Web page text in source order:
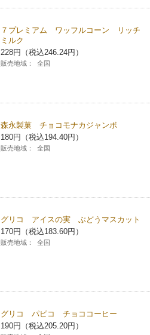
７プレミアム ワッフルコーン リッチ
ミルク
228円（税込246.24円）
販売地域： 全国
森永製菓 チョコモナカジャンボ
180円（税込194.40円）
販売地域： 全国
グリコ アイスの実 ぶどうマスカット
170円（税込183.60円）
販売地域： 全国
グリコ パピコ チョココーヒー
190円（税込205.20円）